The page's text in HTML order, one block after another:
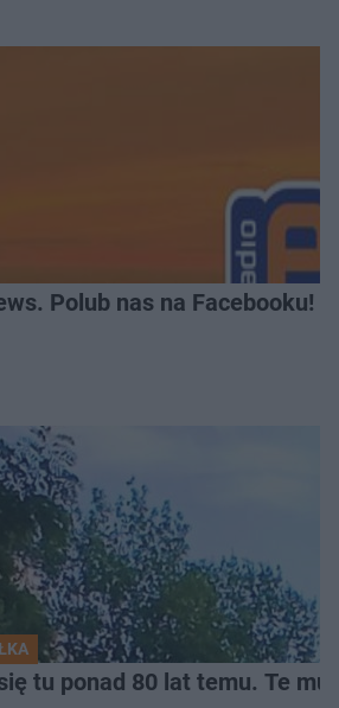
Polub nas na Facebooku!
tu ponad 80 lat temu. Te